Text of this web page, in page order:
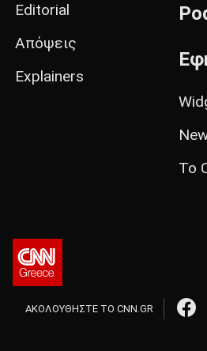
Editorial
Απόψεις
Explainers
Το
ΑΚΟΛΟΥΘΗΣΤΕ ΤΟ CNN.GR